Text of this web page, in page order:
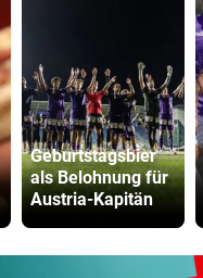
Geburtstagsbier
als Belohnung für
Austria-Kapitän